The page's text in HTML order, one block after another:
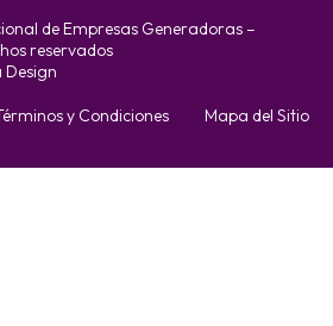
de Empresas Generadoras –
reservados
Design
y Condiciones Mapa del Sitio